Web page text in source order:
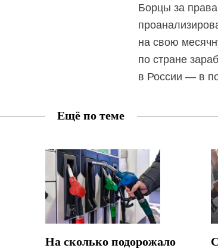
Борцы за права
на свою
по стране
в России — в
Ещё по теме
На сколько подорожало